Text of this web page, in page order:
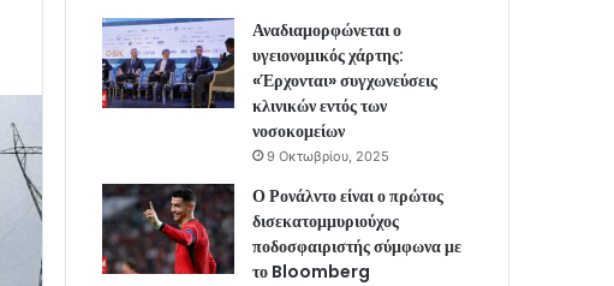
Αναδιαμορφώνεται ο
υγειονομικός χάρτης:
«Έρχονται» συγχωνεύσεις
κλινικών εντός των
νοσοκομείων
9 Οκτωβρίου, 2025
Ο Ρονάλντο είναι ο πρώτος
δισεκατομμυριούχος
ποδοσφαιριστής σύμφωνα με
το Bloomberg